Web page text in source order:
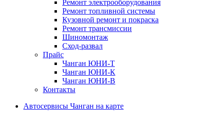
Ремонт электрооборудования
Ремонт топливной системы
Кузовной ремонт и покраска
Ремонт трансмиссии
Шиномонтаж
Сход-развал
Прайс
Чанган ЮНИ-Т
Чанган ЮНИ-К
Чанган ЮНИ-В
Контакты
Автосервисы Чанган на карте